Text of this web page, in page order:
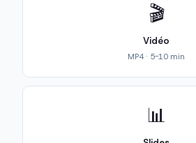
🎬
Vidéo
MP4 · 5-10 min
📊